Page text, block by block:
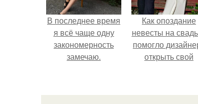
В последнее время
я всё чаще одну
закономерность
замечаю.
Как опоздание
невесты на
помогло
открыть свой